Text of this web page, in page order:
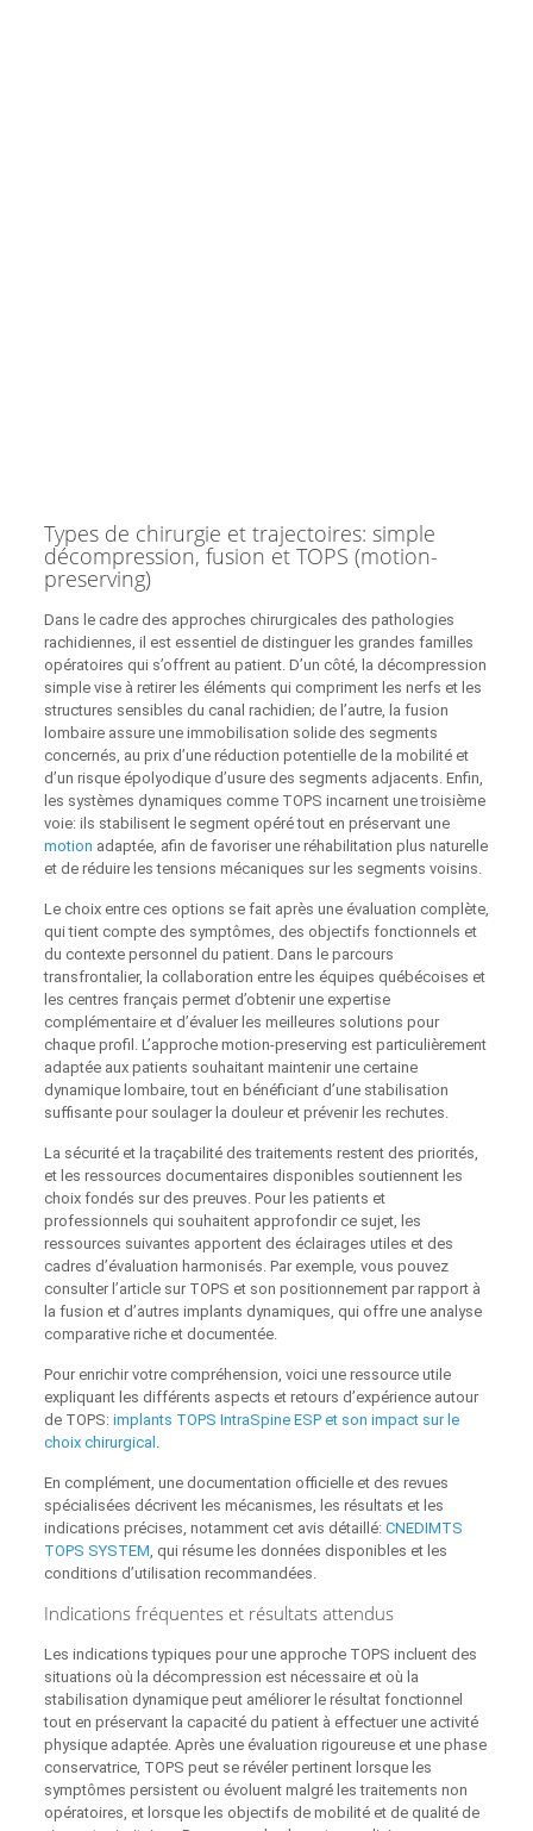
Types de chirurgie et trajectoires: simple
décompression, fusion et TOPS (motion-
preserving)
Dans le cadre des approches chirurgicales des pathologies
rachidiennes, il est essentiel de distinguer les grandes familles
opératoires qui s’offrent au patient. D’un côté, la décompression
simple vise à retirer les éléments qui compriment les nerfs et les
structures sensibles du canal rachidien; de l’autre, la fusion
lombaire assure une immobilisation solide des segments
concernés, au prix d’une réduction potentielle de la mobilité et
d’un risque épolyodique d’usure des segments adjacents. Enfin,
les systèmes dynamiques comme TOPS incarnent une troisième
voie: ils stabilisent le segment opéré tout en préservant une
motion adaptée, afin de favoriser une réhabilitation plus naturelle
et de réduire les tensions mécaniques sur les segments voisins.
Le choix entre ces options se fait après une évaluation complète,
qui tient compte des symptômes, des objectifs fonctionnels et
du contexte personnel du patient. Dans le parcours
transfrontalier, la collaboration entre les équipes québécoises et
les centres français permet d’obtenir une expertise
complémentaire et d’évaluer les meilleures solutions pour
chaque profil. L’approche motion-preserving est particulièrement
adaptée aux patients souhaitant maintenir une certaine
dynamique lombaire, tout en bénéficiant d’une stabilisation
suffisante pour soulager la douleur et prévenir les rechutes.
La sécurité et la traçabilité des traitements restent des priorités,
et les ressources documentaires disponibles soutiennent les
choix fondés sur des preuves. Pour les patients et
professionnels qui souhaitent approfondir ce sujet, les
ressources suivantes apportent des éclairages utiles et des
cadres d’évaluation harmonisés. Par exemple, vous pouvez
consulter l’article sur TOPS et son positionnement par rapport à
la fusion et d’autres implants dynamiques, qui offre une analyse
comparative riche et documentée.
Pour enrichir votre compréhension, voici une ressource utile
expliquant les différents aspects et retours d’expérience autour
de TOPS: implants TOPS IntraSpine ESP et son impact sur le
choix chirurgical
En complément, une documentation officielle et des revues
spécialisées décrivent les mécanismes, les résultats et les
indications précises, notamment cet avis détaillé: CNEDIMTS
TOPS SYSTEM , qui résume les données disponibles et les
conditions d’utilisation recommandées.
Indications fréquentes et résultats attendus
Les indications typiques pour une approche TOPS incluent des
situations où la décompression est nécessaire et où la
stabilisation dynamique peut améliorer le résultat fonctionnel
tout en préservant la capacité du patient à effectuer une activité
physique adaptée. Après une évaluation rigoureuse et une phase
conservatrice, TOPS peut se révéler pertinent lorsque les
symptômes persistent ou évoluent malgré les traitements non
opératoires, et lorsque les objectifs de mobilité et de qualité de